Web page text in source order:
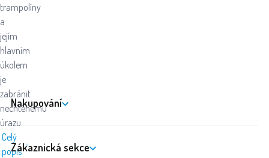
trampolíny
a
jejím
hlavním
úkolem
je
zabránit
nechtěnému
úrazu.
Celý
popis
Nakupování
Zákaznická sekce